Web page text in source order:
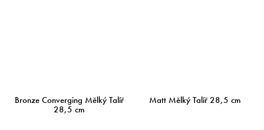
Bronze Converging Mělký Talíř
28,5 cm
Matt Mělký Talíř 28,5 cm